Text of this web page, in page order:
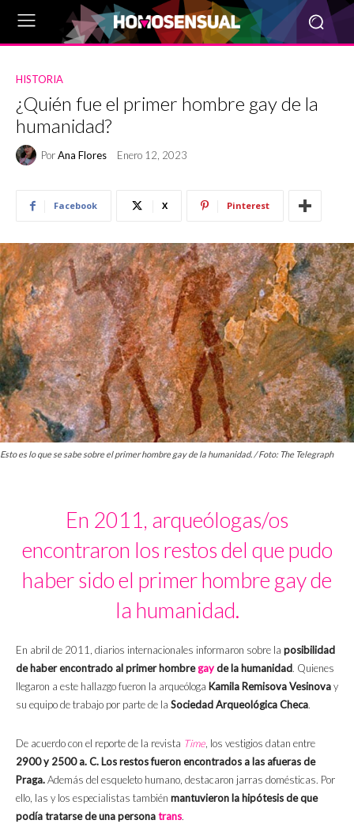
HISTORIA
¿Quién fue el primer hombre gay de la
humanidad?
PorAna Flores Enero 12, 2023
Facebook X Pinterest
Esto es lo que se sabe sobre el primer hombre gay de la humanidad. / Foto: The Telegraph
En 2011, arqueólogas/os
encontraron los restos del que pudo
haber sido el primer hombre gay de
la humanidad.
En abril de 2011, diarios internacionales informaron sobre la posibilidad
de haber encontrado al primer hombregayde la humanidad. Quienes
llegaron a este hallazgo fueron la arqueóloga Kamila Remisova Vesinovay
su equipo de trabajo por parte de la Sociedad Arqueológica Checa.
De acuerdo con el reporte de la revista Time, los vestigios datan entre
2900 y 2500 a. C. Los restos fueron encontrados a las afueras de
Praga.Además del esqueleto humano, destacaron jarras domésticas. Por
ello, las y los especialistas también mantuvieron la hipótesis de que
podía tratarse de una personatrans.